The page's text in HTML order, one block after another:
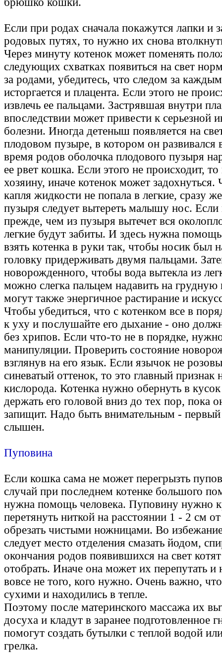
Если при родах сначала покажутся лапки и
родовых путях, то нужно их снова
Через минуту котенок может поменять
следующих схватках появиться на свет
за родами, убедитесь, что следом за
исторгается и плацента. Если этого не
извлечь ее пальцами. Застрявшая внутри
впоследствии может привести к серьезной
болезни. Иногда детеныш появляется на
плодовом пузыре, в котором он развивался
время родов оболочка плодового пузыря
ее рвет кошка. Если этого не происходит,
хозяину, иначе котенок может
капля жидкости не попала в легкие, сразу
пузыря следует вытереть малышу нос. Если
прежде, чем из пузыря вытечет вся
легкие будут забиты. И здесь нужна
взять котенка в руки так, чтобы носик был
головку придерживать двумя пальцами.
новорожденного, чтобы вода вытекла из
можно слегка пальцем надавить на
могут также энергичное растирание и
Чтобы убедиться, что с котенком все в
к уху и послушайте его дыхание - оно
без хрипов. Если что-то не в порядке,
манипуляции. Проверить состояние
взглянув на его язык. Если язычок не
синеватый оттенок, то это главный признак
кислорода. Котенка нужно обернуть в
держать его головой вниз до тех пор, пока
запищит. Надо быть внимательным - первый
слышен.
Пуповина
Если кошка сама не может перегрызть
случай при последнем котенке большого
нужна помощь человека. Пуповину нужно
перетянуть ниткой на расстоянии 1 - 2 см
обрезать чистыми ножницами. Во
следует место отделения смазать йодом,
окончания родов появившихся на свет
отобрать. Иначе она может их перепутать и
вовсе не того, кого нужно. Очень важно,
сухими и находились в тепле.
Поэтому после материнского массажа их
досуха и кладут в заранее подготовленное
помогут создать бутылки с теплой водой
грелка.